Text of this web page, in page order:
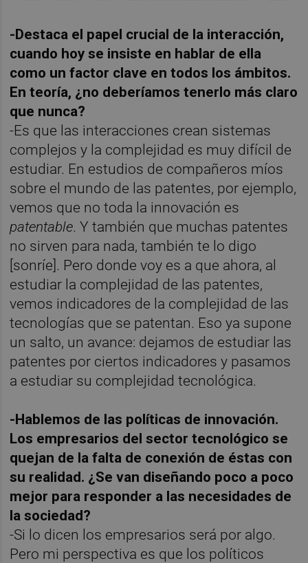
-Destaca el papel crucial de la interacción,
cuando hoy se insiste en hablar de ella
como un factor clave en todos los ámbitos.
En teoría, ¿no deberíamos tenerlo más claro
que nunca?
-Es que las interacciones crean sistemas
complejos y la complejidad es muy difícil de
estudiar. En estudios de compañeros míos
sobre el mundo de las patentes, por ejemplo,
vemos que no toda la innovación es
patentable. Y también que muchas patentes
no sirven para nada, también te lo digo
[sonríe]. Pero donde voy es a que ahora, al
estudiar la complejidad de las patentes,
vemos indicadores de la complejidad de las
tecnologías que se patentan. Eso ya supone
un salto, un avance: dejamos de estudiar las
patentes por ciertos indicadores y pasamos
a estudiar su complejidad tecnológica.
-Hablemos de las políticas de innovación.
Los empresarios del sector tecnológico se
quejan de la falta de conexión de éstas con
su realidad. ¿Se van diseñando poco a poco
mejor para responder a las necesidades de
la sociedad?
-Si lo dicen los empresarios será por algo.
Pero mi perspectiva es que los políticos